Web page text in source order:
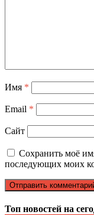
Имя *
Email *
Сайт
Сохранить моё
последующих моих
Топ новостей на